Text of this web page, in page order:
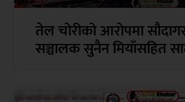
तेल चोरीको आरोपमा
सञ्चालक सुनैन मियाँसहित